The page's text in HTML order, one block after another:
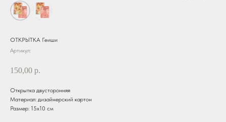
ОТКРЫТКА Геиши
Артикул:
150,00 р.
Открытка двусторонняя
Материал: дизайнерский картон
Размер: 15х10 см